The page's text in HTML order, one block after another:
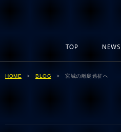
TOP NEWS
HOME >BLOG > 宮城の離島遠征へ